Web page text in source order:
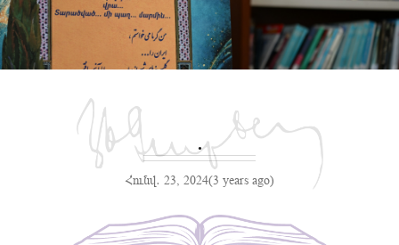
.
Հունվ․ 23, 2024(3 years ago)